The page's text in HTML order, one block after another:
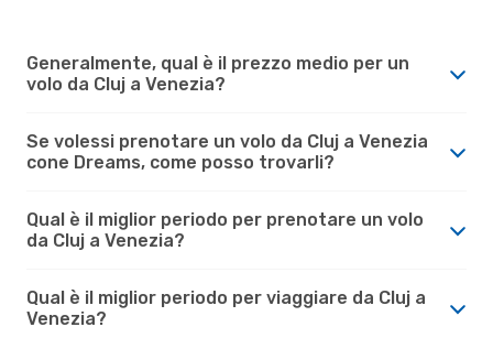
Generalmente, qual è il prezzo medio per un
volo da Cluj a Venezia?
Se volessi prenotare un volo da Cluj a Venezia
cone Dreams, come posso trovarli?
Qual è il miglior periodo per prenotare un volo
da Cluj a Venezia?
Qual è il miglior periodo per viaggiare da Cluj a
Venezia?